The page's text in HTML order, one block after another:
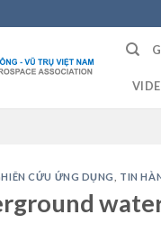
CỨU ỨNG DỤNG TIN